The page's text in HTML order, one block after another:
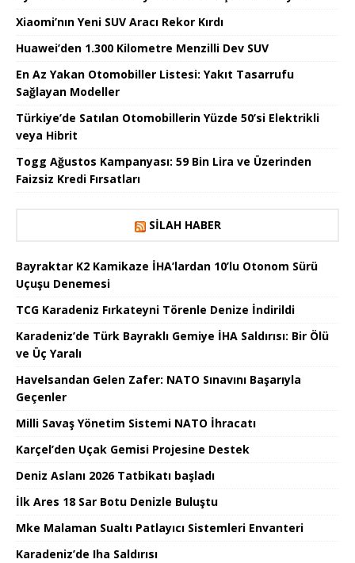
Xiaomi’nın Yeni SUV Aracı Rekor Kırdı
Huawei’den 1.300 Kilometre Menzilli Dev SUV
En Az Yakan Otomobiller Listesi: Yakıt Tasarrufu
Sağlayan Modeller
Türkiye’de Satılan Otomobillerin Yüzde 50’si Elektrikli
veya Hibrit
Togg Ağustos Kampanyası: 59 Bin Lira ve Üzerinden
Faizsiz Kredi Fırsatları
SILAH HABER
Bayraktar K2 Kamikaze İHA’lardan 10’lu Otonom Sürü
Uçuşu Denemesi
TCG Karadeniz Fırkateyni Törenle Denize İndirildi
Karadeniz’de Türk Bayraklı Gemiye İHA Saldırısı: Bir Ölü
ve Üç Yaralı
Havelsandan Gelen Zafer: NATO Sınavını Başarıyla
Geçenler
Milli Savaş Yönetim Sistemi NATO İhracatı
Karçel’den Uçak Gemisi Projesine Destek
Deniz Aslanı 2026 Tatbikatı başladı
İlk Ares 18 Sar Botu Denizle Buluştu
Mke Malaman Sualtı Patlayıcı Sistemleri Envanteri
Karadeniz’de Iha Saldırısı